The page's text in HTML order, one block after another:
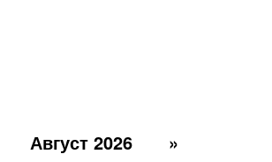
Август 2026
»